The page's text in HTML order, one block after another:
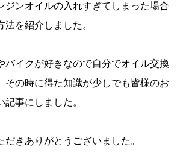
ジンオイルの入れすぎてしまった場合
を紹介しました。
バイクが好きなので自分でオイル交換
その時に得た知識が少しでも皆様のお
事にしました。
だきありがとうございました。